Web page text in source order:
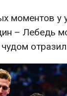
моментов у
– Лебедь